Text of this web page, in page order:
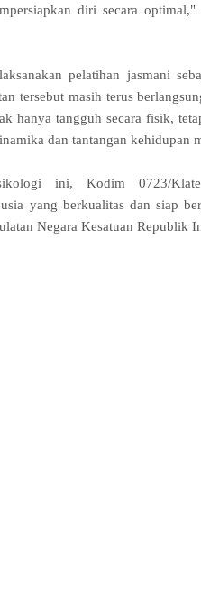
diri secara
pelatihan jasmani
tersebut masih terus
hanya tangguh secara fisik,
dan tantangan kehidupan
ini, Kodim 0723/
yang berkualitas dan siap
Negara Kesatuan Republik